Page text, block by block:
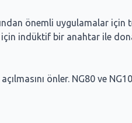
önemli uygulamalar
indüktif bir anahtar ile
önler. NG80 ve